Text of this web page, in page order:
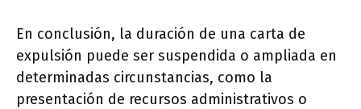
En conclusión, la duración de una carta de
expulsión puede ser suspendida o ampliada en
determinadas circunstancias, como la
presentación de recursos administrativos o